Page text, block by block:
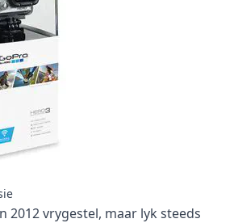
2012 vrygestel, maar lyk steeds